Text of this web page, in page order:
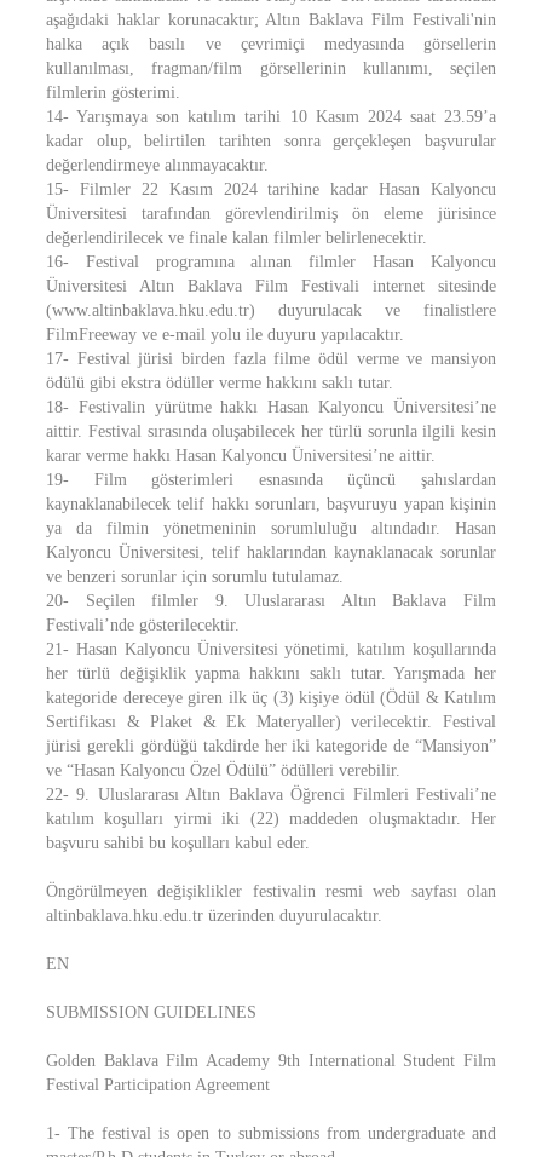
aşağıdaki haklar korunacaktır; Altın Baklava Film Festivali'nin
halka açık basılı ve çevrimiçi medyasında görsellerin
kullanılması, fragman/film görsellerinin kullanımı, seçilen
filmlerin gösterimi.
14- Yarışmaya son katılım tarihi 10 Kasım 2024 saat 23.59’a
kadar olup, belirtilen tarihten sonra gerçekleşen başvurular
değerlendirmeye alınmayacaktır.
15- Filmler 22 Kasım 2024 tarihine kadar Hasan Kalyoncu
Üniversitesi tarafından görevlendirilmiş ön eleme jürisince
değerlendirilecek ve finale kalan filmler belirlenecektir.
16- Festival programına alınan filmler Hasan Kalyoncu
Üniversitesi Altın Baklava Film Festivali internet sitesinde
(www.altinbaklava.hku.edu.tr) duyurulacak ve finalistlere
FilmFreeway ve e-mail yolu ile duyuru yapılacaktır.
17- Festival jürisi birden fazla filme ödül verme ve mansiyon
ödülü gibi ekstra ödüller verme hakkını saklı tutar.
18- Festivalin yürütme hakkı Hasan Kalyoncu Üniversitesi’ne
aittir. Festival sırasında oluşabilecek her türlü sorunla ilgili kesin
karar verme hakkı Hasan Kalyoncu Üniversitesi’ne aittir.
19- Film gösterimleri esnasında üçüncü şahıslardan
kaynaklanabilecek telif hakkı sorunları, başvuruyu yapan kişinin
ya da filmin yönetmeninin sorumluluğu altındadır. Hasan
Kalyoncu Üniversitesi, telif haklarından kaynaklanacak sorunlar
ve benzeri sorunlar için sorumlu tutulamaz.
20- Seçilen filmler 9. Uluslararası Altın Baklava Film
Festivali’nde gösterilecektir.
21- Hasan Kalyoncu Üniversitesi yönetimi, katılım koşullarında
her türlü değişiklik yapma hakkını saklı tutar. Yarışmada her
kategoride dereceye giren ilk üç (3) kişiye ödül (Ödül & Katılım
Sertifikası & Plaket & Ek Materyaller) verilecektir. Festival
jürisi gerekli gördüğü takdirde her iki kategoride de “Mansiyon”
ve “Hasan Kalyoncu Özel Ödülü” ödülleri verebilir.
22- 9. Uluslararası Altın Baklava Öğrenci Filmleri Festivali’ne
katılım koşulları yirmi iki (22) maddeden oluşmaktadır. Her
başvuru sahibi bu koşulları kabul eder.
Öngörülmeyen değişiklikler festivalin resmi web sayfası olan
altinbaklava.hku.edu.tr üzerinden duyurulacaktır.
EN
SUBMISSION GUIDELINES
Golden Baklava Film Academy 9th International Student Film
Festival Participation Agreement
1- The festival is open to submissions from undergraduate and